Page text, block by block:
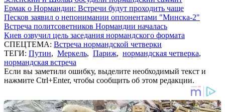
Ермак о Нормандии: Встречи будут проходить чаще
Песков заявил о непонимании оппонентами "Минска-2"
Встреча политсоветников Нормандии началась
Киев озвучил цель заседания нормандского формата
СПЕЦТЕМА: Встреча нормандской четверки
ТЕГИ: Путин, Меркель, Париж, нормандская четверка,
нормандская встреча
Если вы заметили ошибку, выделите необходимый текст и
нажмите Ctrl+Enter, чтобы сообщить об этом редакции.